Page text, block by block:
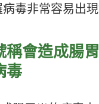
毒非常容易出
稱會造成腸
毒